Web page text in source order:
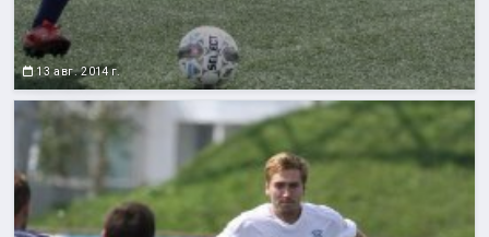
13 авг. 2014 г.